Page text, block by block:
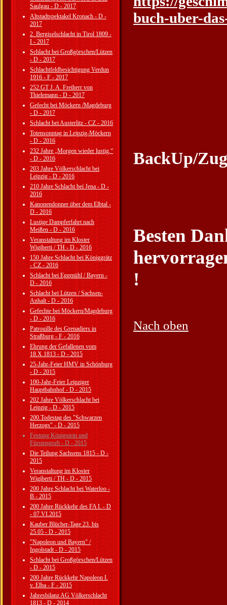
Saulgau - D - 2017
Altstadtspektakel Kronach - D -
2017
2. Bergiselschlacht in Tirol 1809 -
I - 2017
Schlacht bei Großgörschen/Lützen
- D - 2017
Schlachtfeldbesichtigung Verdun
1916 - F - 2017
252.GT J. A. Freiherr von
Thielemann - D - 2017
Gefecht bei Möckern /Magdeburg
- D - 2017
Schlacht bei Austerlitz - CZ - 2016
Totensonntag in Leipzig-Möckern
- D - 2016
232 Jahre „Morgen wieder lustig.“
- D - 2016
203 Jahre Völkerschlacht bei
Leipzig - D - 2016
210 Jahre Schlacht bei Jena - D -
2016
Kanonendonner über dem Elbtal -
D - 2016
Lustige Dampferfahrt nach
Meißen - D - 2016
Veranstaltung im Kloster
Wigiberti / TH - D - 2016
150 Jahre Schlacht bei Königgrätz
- CZ - 2016
Schlacht bei Eggmühl / Bayern -
D - 2016
Schlacht bei Lützen / Sachsen-
Anhalt - D - 2016
Gefechte bei Möckern/Magdeburg
- D - 2016
Patrouille des Grenadiers in
Straßburg - F - 2016
Ehrung der Gefallenen vom
18.X.1813 - D - 2015
25-Jahr-Feier HMV in Schönburg
- D - 2015
100-Jahr-Feier Leipziger
Hauptbahnhof - D - 2015
202 Jahre Völkerschlacht bei
Leipzig - D - 2015
200.Todestag des "Schwarzen
Herzogs" - D - 2015
Festung Königstein und
Fürstengruft - D - 2015
Die Teilung Sachsens 1815 - D -
2015
Veranstaltung im Kloster
Wigiberti / TH - D - 2015
200 Jahre Schlacht bei Waterloo -
B - 2015
200 Jahre Rückkehr des FA I. - D
- 07.VI.2015
Kauber Blücher-Tage 23. bis
25.05 - D - 2015
"Napoleon und Bayern" /
Ingolstadt - D - 2015
Schlacht bei Großgörschen/Lützen
- D - 2015
200 Jahre Rückkehr Napoleon I.
v. Elba - F - 2015
Jahresbilanz AG Völkerschlacht
1813 - D - 2014
buch-uber-
BackUp/
Besten
!
Nach oben